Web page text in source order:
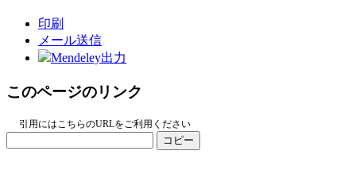
印刷
メール送信
Mendeley出力
このページのリンク
引用にはこちらのURLをご利用ください
コピー